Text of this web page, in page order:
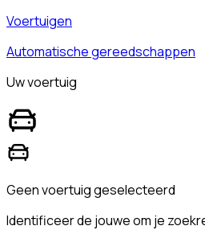
Voertuigen
Automatische gereedschappen
Uw voertuig
Geen voertuig geselecteerd
Identificeer de jouwe om je